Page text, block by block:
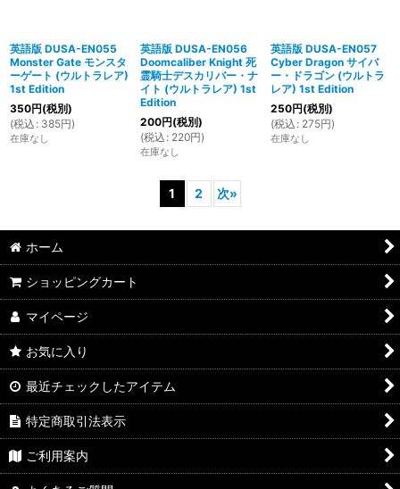
英語版 DUSA-EN055
Monster Gate モンスタ
ーゲート (ウルトラレア)
1st Edition
350円(税別)
(税込 : 385円)
在庫なし
英語版 DUSA-EN056
Doomcaliber Knight 死
霊騎士デスカリバー・ナ
イト (ウルトラレア) 1st
Edition
200円(税別)
(税込 : 220円)
在庫なし
英語版 DUSA-EN057
Cyber Dragon サイバ
ー・ドラゴン (ウルトラ
レア) 1st Edition
250円(税別)
(税込 : 275円)
在庫なし
1 2 次»
ホーム
ショッピングカート
マイページ
お気に入り
最近チェックしたアイテム
特定商取引法表示
ご利用案内